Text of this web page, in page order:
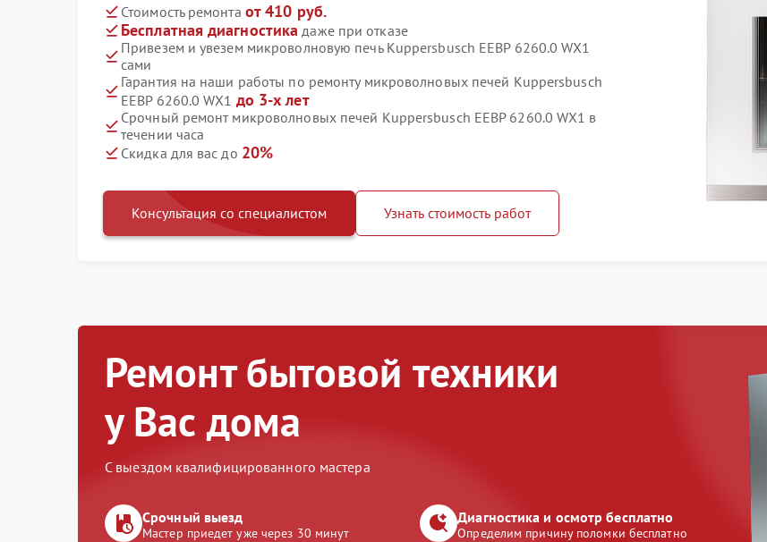
Стоимость ремонта от 410 руб.
Бесплатная диагностика даже при отказе
Привезем и увезем микроволновую печь Kuppersbusch EEBP 6260.0 WX1
сами
Гарантия на наши работы по ремонту микроволновых печей Kuppersbusch
EEBP 6260.0 WX1 до 3-х лет
Срочный ремонт микроволновых печей Kuppersbusch EEBP 6260.0 WX1 в
течении часа
Скидка для вас до 20%
Консультация со специалистом Узнать стоимость работ
Ремонт бытовой техники
у Вас дома
С выездом квалифицированного мастера
Срочный выезд
Мастер приедет уже через 30 минут
Диагностика и осмотр бесплатно
Определим причину поломки бесплатно